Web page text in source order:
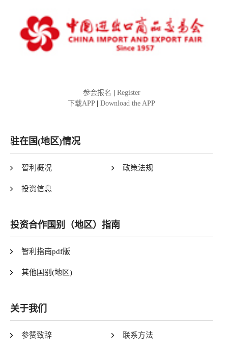
参会报名
Register
下载APP
Download the APP
驻在国(地区)情况
智利概况 政策法规
投资信息
投资合作国别（地区）指南
智利指南pdf版
其他国别(地区)
关于我们
参赞致辞 联系方法